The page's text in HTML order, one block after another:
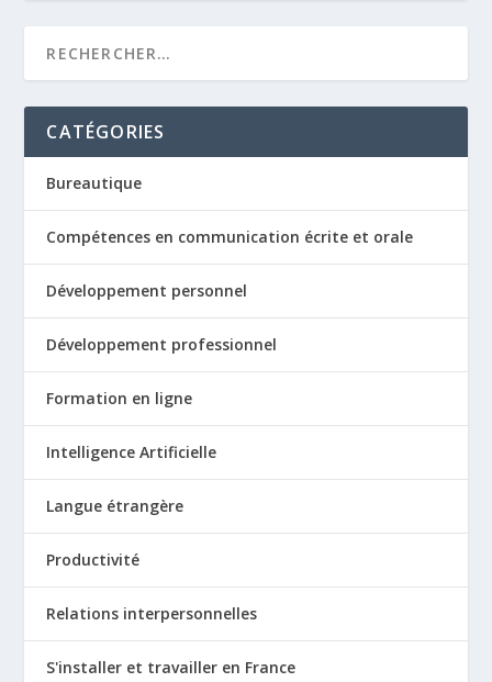
CATÉGORIES
Bureautique
Compétences en communication écrite et orale
Développement personnel
Développement professionnel
Formation en ligne
Intelligence Artificielle
Langue étrangère
Productivité
Relations interpersonnelles
S'installer et travailler en France